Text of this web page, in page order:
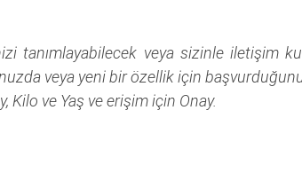
tanımlayabilecek veya sizinle iletişim
veya yeni bir özellik için
ve Yaş ve erişim için Onay.